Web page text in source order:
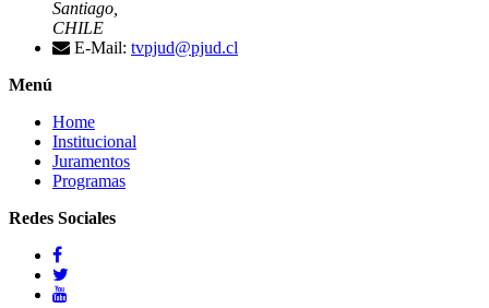
Santiago,
CHILE
E-Mail: tvpjud@pjud.cl
Menú
Home
Institucional
Juramentos
Programas
Redes Sociales